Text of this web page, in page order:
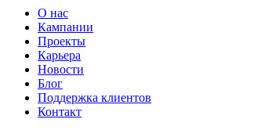
О нас
Кампании
Проекты
Карьера
Новости
Блог
Поддержка клиентов
Контакт